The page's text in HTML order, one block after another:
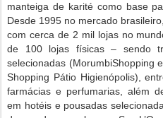
manteiga de karité como base
Desde 1995 no mercado
com cerca de 2 mil lojas no
de 100 lojas físicas – sendo
selecionadas (MorumbiShopping
Shopping Pátio Higienópolis),
farmácias e perfumarias, além
em hotéis e pousadas